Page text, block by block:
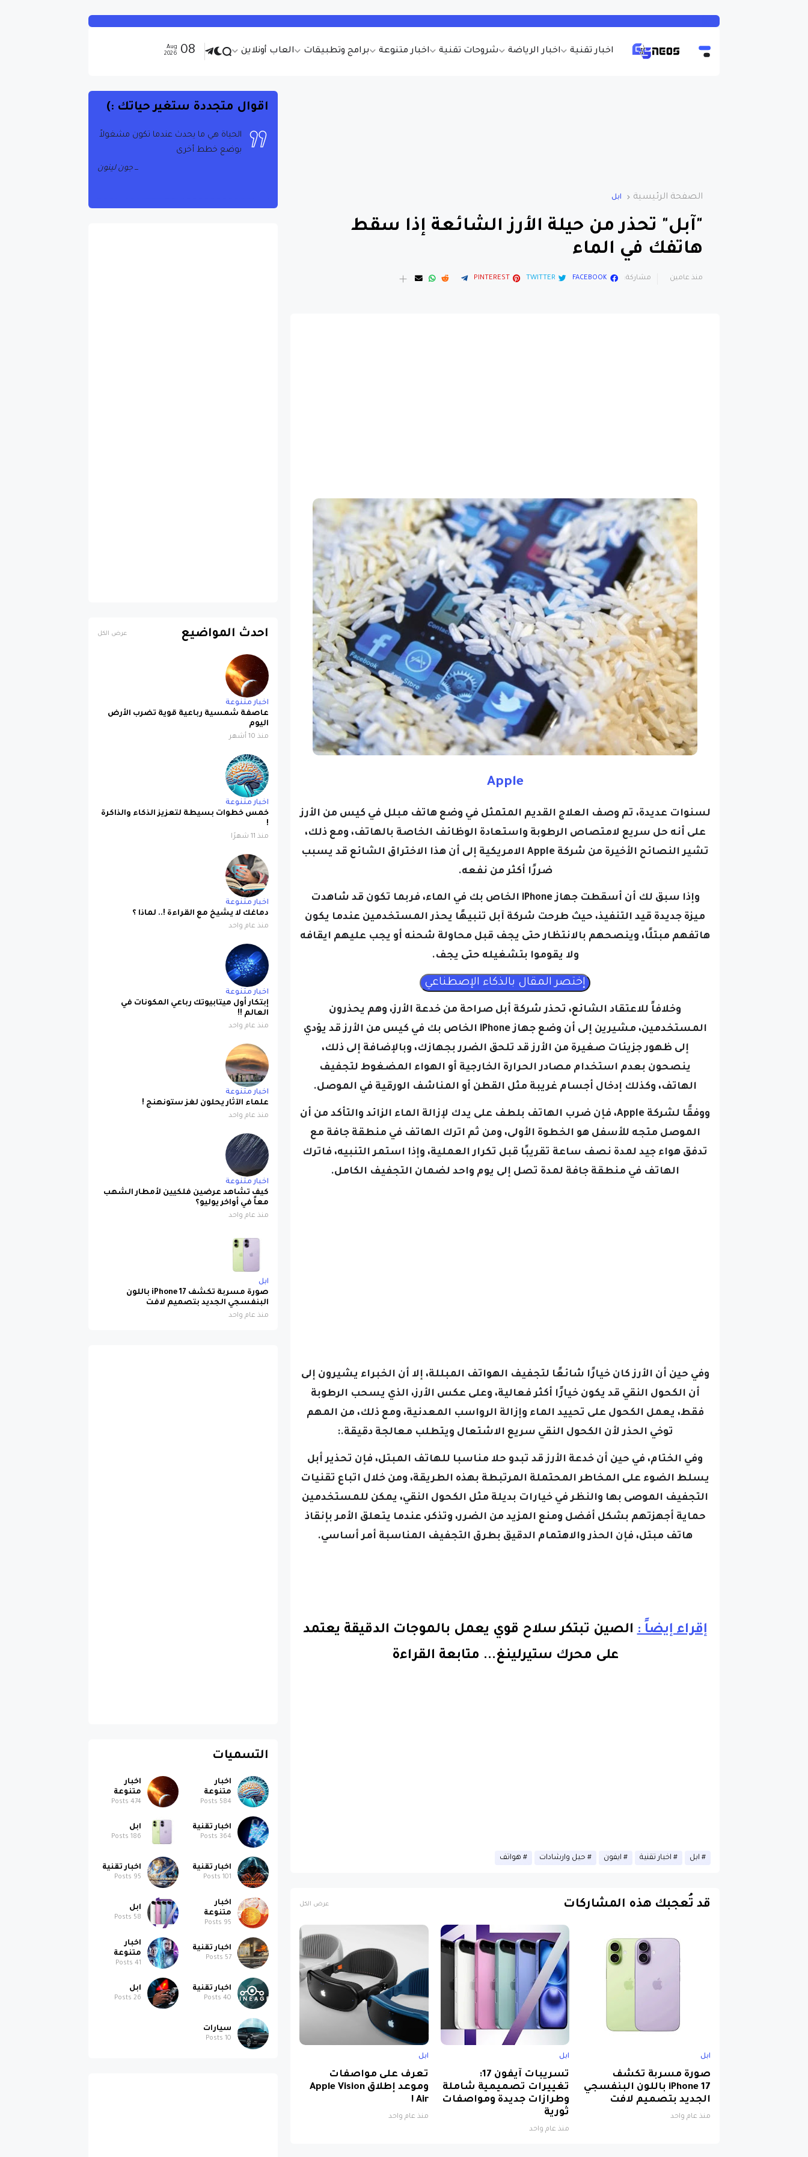
اخبار تقنية اخبار الرياضة شروحات تقنية اخبار متنوعة برامج وتطبيقات العاب أونلاين 08
Aug
2026
الصفحة الرئيسية ابل
"آبل" تحذر من حيلة الأرز الشائعة إذا سقط
هاتفك في الماء
منذ عامين مشاركة: FACEBOOK
TWITTER
PINTEREST
Apple
لسنوات عديدة، تم وصف العلاج القديم المتمثل في وضع هاتف مبلل في كيس من الأرز
على أنه حل سريع لامتصاص الرطوبة واستعادة الوظائف الخاصة بالهاتف، ومع ذلك،
تشير النصائح الأخيرة من شركة Apple الامريكية إلى أن هذا الاختراق الشائع قد يسبب
ضررًا أكثر من نفعه.
وإذا سبق لك أن أسقطت جهاز iPhone الخاص بك في الماء، فربما تكون قد شاهدت
ميزة جديدة قيد التنفيذ، حيث طرحت شركة آبل تنبيهًا يحذر المستخدمين عندما يكون
هاتفهم مبتلًا، وينصحهم بالانتظار حتى يجف قبل محاولة شحنه أو يجب عليهم ايقافه
ولا يقوموا بتشغيله حتى يجف.
وخلافاً للاعتقاد الشائع، تحذر شركة أبل صراحة من خدعة الأرز، وهم يحذرون
المستخدمين، مشيرين إلى أن وضع جهاز iPhone الخاص بك في كيس من الأرز قد يؤدي
إلى ظهور جزيئات صغيرة من الأرز قد تلحق الضرر بجهازك، وبالإضافة إلى ذلك،
ينصحون بعدم استخدام مصادر الحرارة الخارجية أو الهواء المضغوط لتجفيف
الهاتف، وكذلك إدخال أجسام غريبة مثل القطن أو المناشف الورقية في الموصل.
ووفقًا لشركة Apple، فإن ضرب الهاتف بلطف على يدك لإزالة الماء الزائد والتأكد من أن
الموصل متجه للأسفل هو الخطوة الأولى، ومن ثم اترك الهاتف في منطقة جافة مع
تدفق هواء جيد لمدة نصف ساعة تقريبًا قبل تكرار العملية، وإذا استمر التنبيه، فاترك
الهاتف في منطقة جافة لمدة تصل إلى يوم واحد لضمان التجفيف الكامل.
وفي حين أن الأرز كان خيارًا شائعًا لتجفيف الهواتف المبللة، إلا أن الخبراء يشيرون إلى
أن الكحول النقي قد يكون خيارًا أكثر فعالية، وعلى عكس الأرز، الذي يسحب الرطوبة
فقط، يعمل الكحول على تحييد الماء وإزالة الرواسب المعدنية، ومع ذلك، من المهم
توخي الحذر لأن الكحول النقي سريع الاشتعال ويتطلب معالجة دقيقة.:
وفي الختام، في حين أن خدعة الأرز قد تبدو حلا مناسبا للهاتف المبتل، فإن تحذير أبل
يسلط الضوء على المخاطر المحتملة المرتبطة بهذه الطريقة، ومن خلال اتباع تقنيات
التجفيف الموصى بها والنظر في خيارات بديلة مثل الكحول النقي، يمكن للمستخدمين
حماية أجهزتهم بشكل أفضل ومنع المزيد من الضرر، وتذكر، عندما يتعلق الأمر بإنقاذ
هاتف مبتل، فإن الحذر والاهتمام الدقيق بطرق التجفيف المناسبة أمر أساسي.
إقراء إيضاً : الصين تبتكر سلاح قوي يعمل بالموجات الدقيقة يعتمد
على محرك ستيرلينغ... متابعة القراءة
ابل اخبار تقنية ايفون حيل وارشادات هواتف
قد تُعجبك هذه المشاركات عرض الكل
ابل
صورة مسربة تكشف
iPhone 17 باللون البنفسجي
الجديد بتصميم لافت
منذ عام واحد
ابل
تسريبات آيفون 17:
تغييرات تصميمية شاملة
وطرازات جديدة ومواصفات
ثورية
منذ عام واحد
ابل
تعرف على مواصفات
وموعد إطلاق Apple Vision
Air !
منذ عام واحد
اقوال متجددة ستغير حياتك :)
الحياة هي ما يحدث عندما تكون مشغولاً
بوضع خطط أخرى
جون لينون
احدث المواضيع عرض الكل
اخبار متنوعة
عاصفة شمسية رباعية قوية تضرب الأرض
اليوم
منذ 10 أشهر
اخبار متنوعة
خمس خطوات بسيطة لتعزيز الذكاء والذاكرة
!
منذ 11 شهرًا
اخبار متنوعة
دماغك لا يشيخ مع القراءة !.. لماذا ؟
منذ عام واحد
اخبار متنوعة
إبتكار أول ميتابيوتك رباعي المكونات في
العالم !!
منذ عام واحد
اخبار متنوعة
علماء الآثار يحلون لغز ستونهنج !
منذ عام واحد
اخبار متنوعة
كيف تشاهد عرضين فلكيين لأمطار الشهب
معاً في أواخر يوليو؟
منذ عام واحد
ابل
صورة مسربة تكشف iPhone 17 باللون
البنفسجي الجديد بتصميم لافت
منذ عام واحد
التسميات
اخبار
متنوعة
584
اخبار
متنوعة
474
اخبار تقنية
364
ابل
186
اخبار تقنية
101
اخبار تقنية
95
اخبار
متنوعة
95
ابل
58
اخبار تقنية
57
اخبار
متنوعة
41
اخبار تقنية
40
ابل
26
سيارات
10